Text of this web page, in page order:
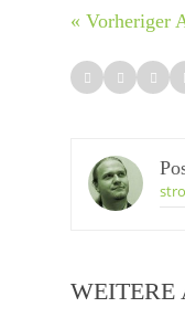
« Vorheriger
WEITERE